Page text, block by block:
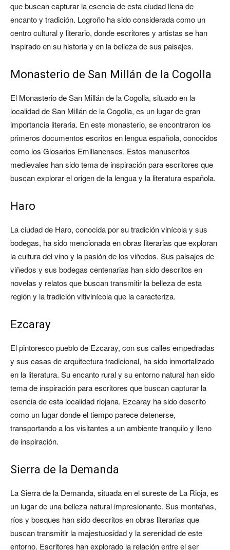
que buscan capturar la esencia de esta ciudad llena de
encanto y tradición. Logroño ha sido considerada como un
centro cultural y literario, donde escritores y artistas se han
inspirado en su historia y en la belleza de sus paisajes.
Monasterio de San Millán de la Cogolla
El Monasterio de San Millán de la Cogolla, situado en la
localidad de San Millán de la Cogolla, es un lugar de gran
importancia literaria. En este monasterio, se encontraron los
primeros documentos escritos en lengua española, conocidos
como los Glosarios Emilianenses. Estos manuscritos
medievales han sido tema de inspiración para escritores que
buscan explorar el origen de la lengua y la literatura española.
Haro
La ciudad de Haro, conocida por su tradición vinícola y sus
bodegas, ha sido mencionada en obras literarias que exploran
la cultura del vino y la pasión de los viñedos. Sus paisajes de
viñedos y sus bodegas centenarias han sido descritos en
novelas y relatos que buscan transmitir la belleza de esta
región y la tradición vitivinícola que la caracteriza.
Ezcaray
El pintoresco pueblo de Ezcaray, con sus calles empedradas
y sus casas de arquitectura tradicional, ha sido inmortalizado
en la literatura. Su encanto rural y su entorno natural han sido
tema de inspiración para escritores que buscan capturar la
esencia de esta localidad riojana. Ezcaray ha sido descrito
como un lugar donde el tiempo parece detenerse,
transportando a los visitantes a un ambiente tranquilo y lleno
de inspiración.
Sierra de la Demanda
La Sierra de la Demanda, situada en el sureste de La Rioja, es
un lugar de una belleza natural impresionante. Sus montañas,
ríos y bosques han sido descritos en obras literarias que
buscan transmitir la majestuosidad y la serenidad de este
entorno. Escritores han explorado la relación entre el ser